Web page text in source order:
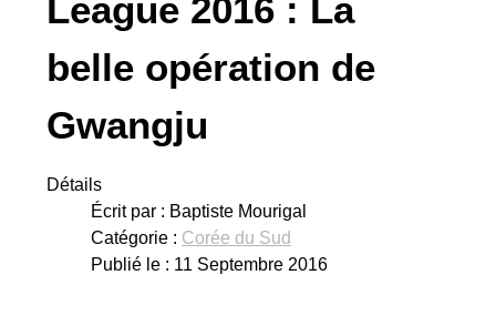
League 2016 : La
belle opération de
Gwangju
Détails
Écrit par : Baptiste Mourigal
Catégorie : Corée du Sud
Publié le : 11 Septembre 2016